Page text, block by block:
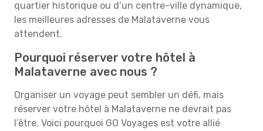
quartier historique ou d’un centre-ville dynamique,
les meilleures adresses de Malataverne vous
attendent.
Pourquoi réserver votre hôtel à
Malataverne avec nous ?
Organiser un voyage peut sembler un défi, mais
réserver votre hôtel à Malataverne ne devrait pas
l’être. Voici pourquoi GO Voyages est votre allié